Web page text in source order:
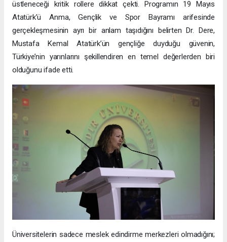
üstleneceği kritik rollere dikkat çekti. Programın 19 Mayıs
Atatürk’ü Anma, Gençlik ve Spor Bayramı arifesinde
gerçekleşmesinin ayrı bir anlam taşıdığını belirten Dr. Dere,
Mustafa Kemal Atatürk’ün gençliğe duyduğu güvenin,
Türkiye’nin yarınlarını şekillendiren en temel değerlerden biri
olduğunu ifade etti.
Üniversitelerin sadece meslek edindirme merkezleri olmadığını;